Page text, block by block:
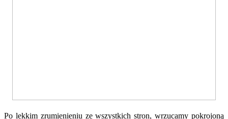
Po lekkim zrumienieniu ze wszystkich stron, wrzucamy pokrojoną